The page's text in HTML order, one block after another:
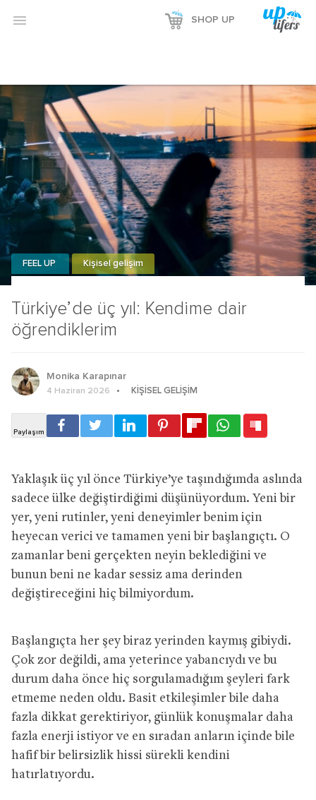
Reklamı Göster
Reklamı Gizle
 SHOP UP
Türkiye’de üç yıl: Kendime dair
öğrendiklerim
FEEL UP Kişisel gelişim
Monika Karapınar
4 Haziran 2026 KIŞISEL GELIŞIM
Yaklaşık üç yıl önce Türkiye’ye taşındığımda aslında
sadece ülke değiştirdiğimi düşünüyordum. Yeni bir
yer, yeni rutinler, yeni deneyimler benim için
heyecan verici ve tamamen yeni bir başlangıçtı. O
zamanlar beni gerçekten neyin beklediğini ve
bunun beni ne kadar sessiz ama derinden
değiştireceğini hiç bilmiyordum.
Başlangıçta her şey biraz yerinden kaymış gibiydi.
Çok zor değildi, ama yeterince yabancıydı ve bu
durum daha önce hiç sorgulamadığım şeyleri fark
etmeme neden oldu. Basit etkileşimler bile daha
fazla dikkat gerektiriyor, günlük konuşmalar daha
fazla enerji istiyor ve en sıradan anların içinde bile
hafif bir belirsizlik hissi sürekli kendini
hatırlatıyordu.